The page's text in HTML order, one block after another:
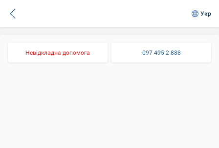
Укр
Невідкладна допомога 097 495 2 888